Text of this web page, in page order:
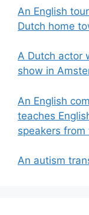
An English
Dutch home
A Dutch actor
show in
An English
teaches
speakers
An autism